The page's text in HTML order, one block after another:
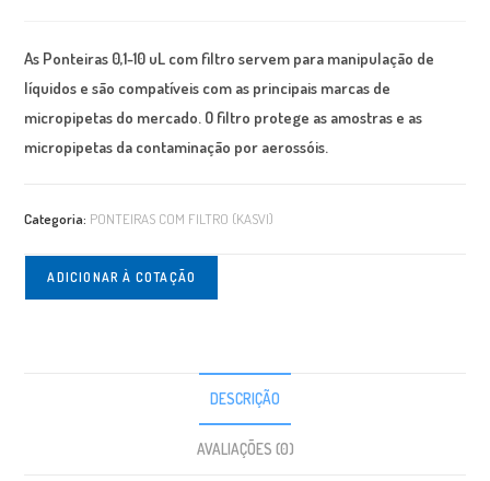
As Ponteiras 0,1-10 uL com filtro servem para manipulação de
líquidos e são compatíveis com as principais marcas de
micropipetas do mercado. O filtro protege as amostras e as
micropipetas da contaminação por aerossóis.
Categoria: PONTEIRAS COM FILTRO (KASVI)
ADICIONAR À COTAÇÃO
DESCRIÇÃO
AVALIAÇÕES (0)